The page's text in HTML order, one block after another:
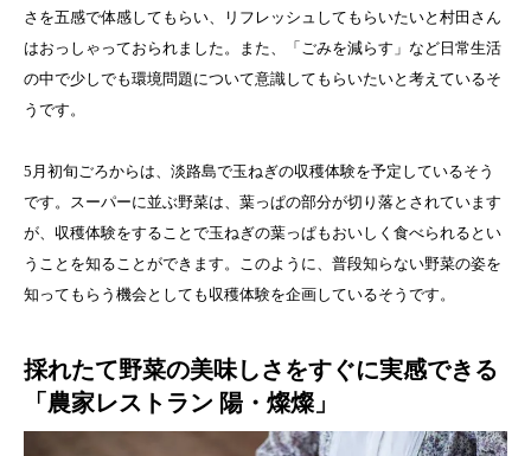
さを五感で体感してもらい、リフレッシュしてもらいたいと村田さん
はおっしゃっておられました。また、「ごみを減らす」など日常生活
の中で少しでも環境問題について意識してもらいたいと考えているそ
うです。
5月初旬ごろからは、淡路島で玉ねぎの収穫体験を予定しているそう
です。スーパーに並ぶ野菜は、葉っぱの部分が切り落とされています
が、収穫体験をすることで玉ねぎの葉っぱもおいしく食べられるとい
うことを知ることができます。このように、普段知らない野菜の姿を
知ってもらう機会としても収穫体験を企画しているそうです。
採れたて野菜の美味しさをすぐに実感できる
「農家レストラン 陽・燦燦」